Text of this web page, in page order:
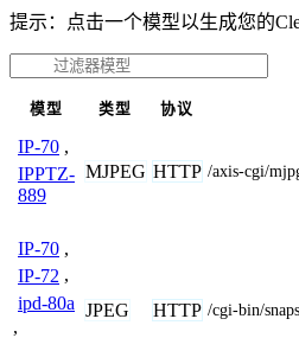
提示：点击一个模型以生成您的
模型 类型 协议
IP-70 ,
IPPTZ-
889
MJPEG HTTP /axis-cgi/
IP-70 ,
IP-72 ,
ipd-80a
,
JPEG HTTP /cgi-bin/